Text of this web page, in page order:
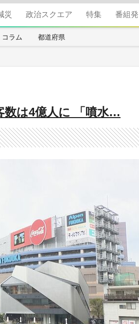
災 政治スクエア 特集 番組発
コラム 都道府県
数は4億人に 「噴水…